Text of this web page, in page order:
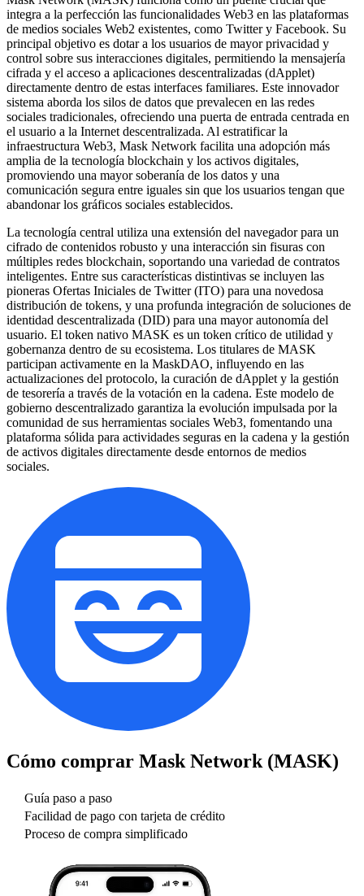
integra a la perfección las funcionalidades Web3 en las plataformas
de medios sociales Web2 existentes, como Twitter y Facebook. Su
principal objetivo es dotar a los usuarios de mayor privacidad y
control sobre sus interacciones digitales, permitiendo la mensajería
cifrada y el acceso a aplicaciones descentralizadas (dApplet)
directamente dentro de estas interfaces familiares. Este innovador
sistema aborda los silos de datos que prevalecen en las redes
sociales tradicionales, ofreciendo una puerta de entrada centrada en
el usuario a la Internet descentralizada. Al estratificar la
infraestructura Web3, Mask Network facilita una adopción más
amplia de la tecnología blockchain y los activos digitales,
promoviendo una mayor soberanía de los datos y una
comunicación segura entre iguales sin que los usuarios tengan que
abandonar los gráficos sociales establecidos.
La tecnología central utiliza una extensión del navegador para un
cifrado de contenidos robusto y una interacción sin fisuras con
múltiples redes blockchain, soportando una variedad de contratos
inteligentes. Entre sus características distintivas se incluyen las
pioneras Ofertas Iniciales de Twitter (ITO) para una novedosa
distribución de tokens, y una profunda integración de soluciones de
identidad descentralizada (DID) para una mayor autonomía del
usuario. El token nativo MASK es un token crítico de utilidad y
gobernanza dentro de su ecosistema. Los titulares de MASK
participan activamente en la MaskDAO, influyendo en las
actualizaciones del protocolo, la curación de dApplet y la gestión
de tesorería a través de la votación en la cadena. Este modelo de
gobierno descentralizado garantiza la evolución impulsada por la
comunidad de sus herramientas sociales Web3, fomentando una
plataforma sólida para actividades seguras en la cadena y la gestión
de activos digitales directamente desde entornos de medios
sociales.
Cómo comprar Mask Network (MASK)
Guía paso a paso
Facilidad de pago con tarjeta de crédito
Proceso de compra simplificado